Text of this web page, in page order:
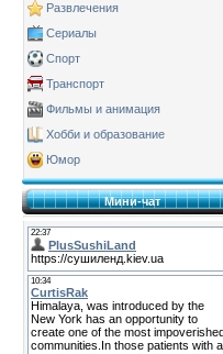
Развлечения
Сериалы
Спорт
Транспорт
Фильмы и анимация
Хобби и образование
Юмор
Мини-чат